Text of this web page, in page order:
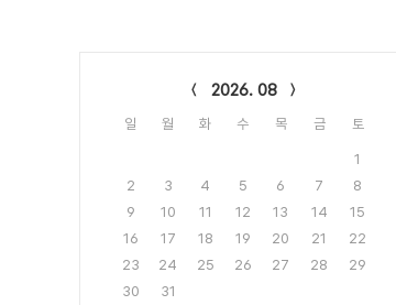
2026. 08
일 월 화 수 목 금 토
1
2
3 4 5 6 7
8
9
10 11 12 13 14
15
16
17 18 19 20 21
22
23
24 25 26 27 28
29
30
31